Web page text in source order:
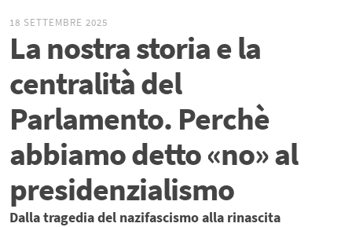
18 SETTEMBRE 2025
La nostra storia e la
centralità del
Parlamento. Perchè
abbiamo detto «no» al
presidenzialismo
Dalla tragedia del nazifascismo alla rinascita